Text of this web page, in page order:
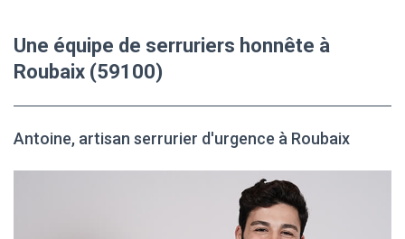
Une équipe de serruriers honnête à
Roubaix (59100)
Antoine, artisan serrurier d'urgence à Roubaix